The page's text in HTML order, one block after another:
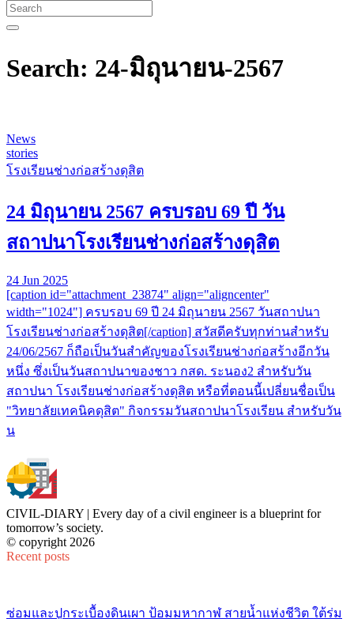
Search: 24-มิถุนายน-2567
News
stories
โรงเรียนช่างก่อสร้างดุสิต
24 มิถุนายน 2567 ครบรอบ 69 ปี วัน
สถาปนาโรงเรียนช่างก่อสร้างดุสิต
24 Jun 2025
[caption id="attachment_23874" align="aligncenter"
width="1024"] ครบรอบ 69 ปี 24 มิถุนายน 2567 วันสถาปนา
โรงเรียนช่างก่อสร้างดุสิต[/caption] สวัสดีครับทุกท่านสำหรับ
24/06/2567 ก็ถือเป็นวันสำคัญของโรงเรียนช่างก่อสร้างอีกวัน
หนึ่ง ซึ่งเป็นวันสถาปนาของชาว กสด. ระนอง2 สำหรับวัน
สถาปนา โรงเรียนช่างก่อสร้างดุสิต หรือที่ตอนนี้เปลี่ยนชื่อเป็น
"วิทยาลัยเทคนิคดุสิต" กิจกรรมวันสถาปนาโรงเรียน สำหรับวัน
น
CIVIL-DIARY | Every day of a civil engineer is a blueprint for
tomorrow’s society.
© copyright 2026
Recent posts
ซ่อมและปูกระเบื้องดินเผา ป้อมมหากาฬ สายน้ำแห่งชีวิต ใต้ร่ม